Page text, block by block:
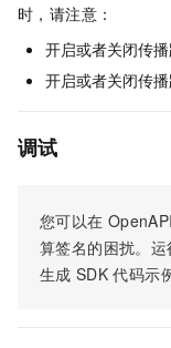
时，请注意：
开启或者关闭传播
开启或者关闭传
调试
您可以在
算签名的困扰。
生成 SDK 代码示